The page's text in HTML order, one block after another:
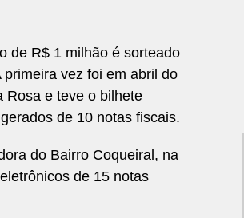
de R$ 1 milhão é sorteado
vez foi em abril do
Rosa e teve o bilhete
de 10 notas fiscais.
do Bairro Coqueiral, na
de 15 notas